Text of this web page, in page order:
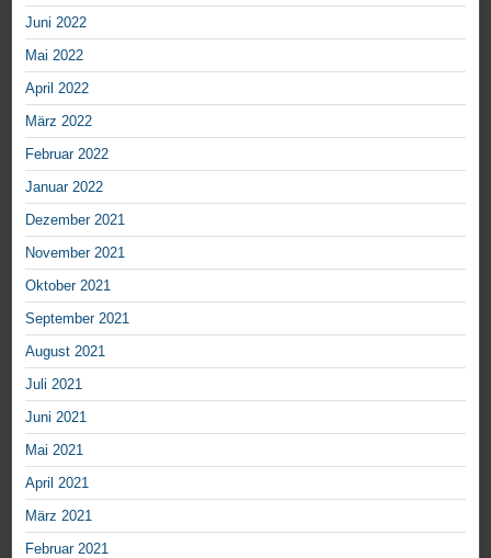
Juni 2022
Mai 2022
April 2022
März 2022
Februar 2022
Januar 2022
Dezember 2021
November 2021
Oktober 2021
September 2021
August 2021
Juli 2021
Juni 2021
Mai 2021
April 2021
März 2021
Februar 2021